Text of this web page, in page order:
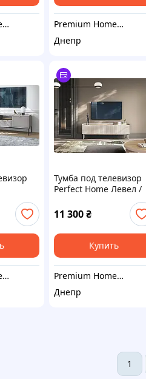
Premium Home Decor
Premium Home Decor
Днепр
Premium Home Decor
Тумба под телевизор
Perfect Home Левел /
Level 2-дверная 2D/153
Беж/дуб сканди (PFH-
091158)
11 300₴
Купить
Premium Home Decor
Днепр
1